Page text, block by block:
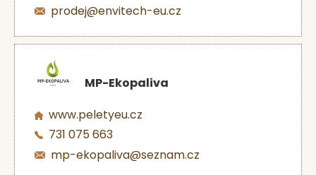
prodej@envitech-eu.cz
MP-Ekopaliva
www.peletyeu.cz
731 075 663
mp-ekopaliva@seznam.cz